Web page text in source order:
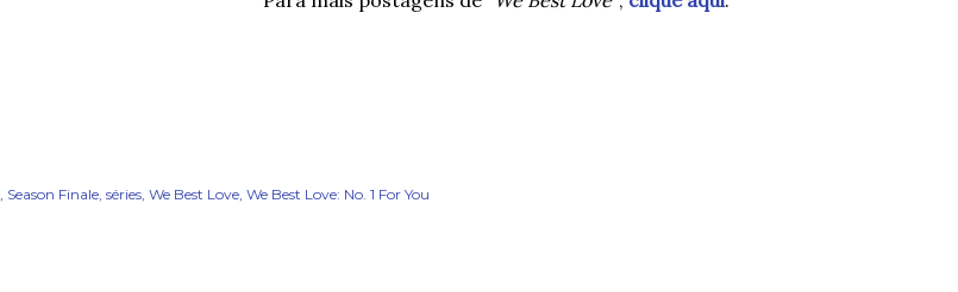
Season Finale séries We Best Love We Best Love: No. 1 For You